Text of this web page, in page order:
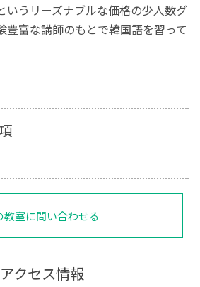
いうリーズナブルな価格の少人数グ
豊富な講師のもとで韓国語を習って
教室に問い合わせる
アクセス情報